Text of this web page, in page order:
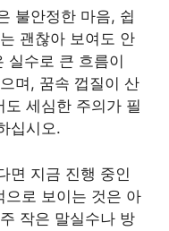
불안정한 마음, 쉽
괜찮아 보여도 안
실수로 큰 흐름이
며, 꿈속 껍질이 산
세심한 주의가 필
십시오.
면 지금 진행 중인
으로 보이는 것은 아
작은 말실수나 방